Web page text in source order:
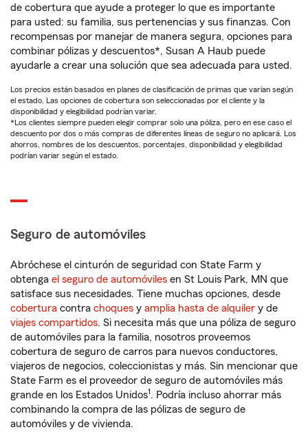
de cobertura que ayude a proteger lo que es importante
para usted: su familia, sus pertenencias y sus finanzas. Con
recompensas por manejar de manera segura, opciones para
combinar pólizas y descuentos*, Susan A Haub puede
ayudarle a crear una solución que sea adecuada para usted.
Los precios están basados en planes de clasificación de primas que varían según
el estado. Las opciones de cobertura son seleccionadas por el cliente y la
disponibilidad y elegibilidad podrían variar.
*Los clientes siempre pueden elegir comprar solo una póliza, pero en ese caso el
descuento por dos o más compras de diferentes líneas de seguro no aplicará. Los
ahorros, nombres de los descuentos, porcentajes, disponibilidad y elegibilidad
podrían variar según el estado.
Seguro de automóviles
Abróchese el cinturón de seguridad con State Farm y
obtenga el seguro de automóviles en St Louis Park, MN que
satisface sus necesidades. Tiene muchas opciones, desde
cobertura contra choques y amplia hasta de alquiler y de
viajes compartidos. Si necesita más que una póliza de seguro
de automóviles para la familia, nosotros proveemos
cobertura de seguro de carros para nuevos conductores,
viajeros de negocios, coleccionistas y más. Sin mencionar que
State Farm es el proveedor de seguro de automóviles más
grande en los Estados Unidos1. Podría incluso ahorrar más
combinando la compra de las pólizas de seguro de
automóviles y de vivienda.